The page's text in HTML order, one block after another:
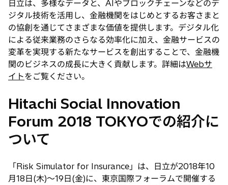
開
く
日立は、多様なデータと、AIやブロックチェーンなどのデ
ジタル技術を活用し、金融機関をはじめとするお客さまと
の協創を通じてさまざまな価値を提供します。デジタル化
による従来業務のさらなる効率化に加え、金融サービスの
変革を実現する新たなサービスを創出することで、金融機
関のビジネスの成長に大きく貢献します。詳細はWebサ
イトをご覧ください。
Hitachi Social Innovation
Forum 2018 TOKYOでの紹介に
ついて
「Risk Simulator for Insurance」は、日立が2018年10
月18日(木)〜19日(金)に、東京国際フォーラムで開催する